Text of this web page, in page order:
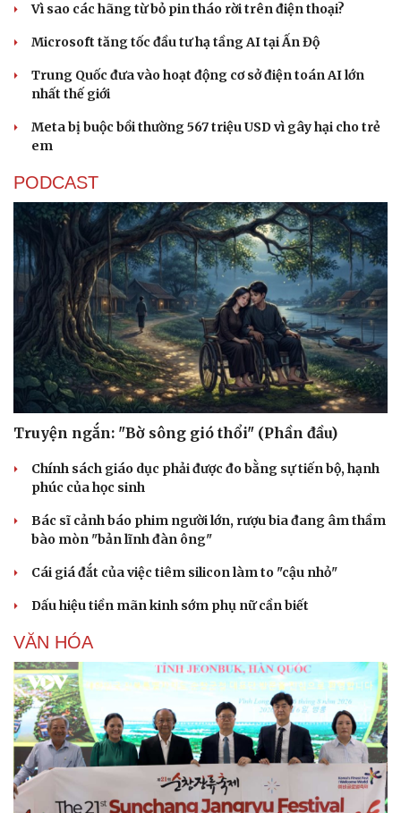
Sức khỏe
Dinh dưỡng - món ngon
Cây thuốc
Nhi khoa
Làm đẹp - giảm cân
Phòng mạch online
Ăn sạch sống khỏe
Nhà đẹp
Vì sao các hãng từ bỏ pin tháo rời trên điện thoại?
Microsoft tăng tốc đầu tư hạ tầng AI tại Ấn Độ
Trung Quốc đưa vào hoạt động cơ sở điện toán AI lớn
nhất thế giới
Meta bị buộc bồi thường 567 triệu USD vì gây hại cho trẻ
em
PODCAST
Truyện ngắn: "Bờ sông gió thổi" (Phần đầu)
Chính sách giáo dục phải được đo bằng sự tiến bộ, hạnh
phúc của học sinh
Bác sĩ cảnh báo phim người lớn, rượu bia đang âm thầm
bào mòn "bản lĩnh đàn ông"
Cái giá đắt của việc tiêm silicon làm to "cậu nhỏ"
Dấu hiệu tiền mãn kinh sớm phụ nữ cần biết
VĂN HÓA